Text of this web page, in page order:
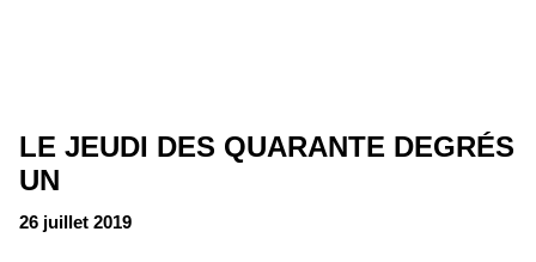
LE JEUDI DES QUARANTE DEGRÉS
UN
26 juillet 2019